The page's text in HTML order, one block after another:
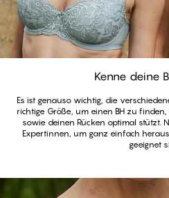
Kenne deine
Es ist genauso wichtig, die
richtige Größe, um einen BH zu
sowie deinen Rücken optimal stützt.
Expertinnen, um ganz einfach
geeignet